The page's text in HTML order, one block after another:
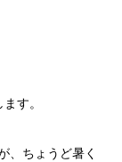
ます。
、ちょうど暑く